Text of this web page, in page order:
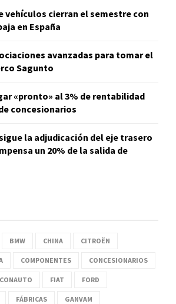
vehículos cierran el semestre con
en España
avanzadas para tomar el
Sagunto
«pronto» al 3% de rentabilidad
concesionarios
la adjudicación del eje trasero
un 20% de la salida de
BMW CHINA CITROËN
COMPONENTES CONCESIONARIOS
FIAT FORD
FÁBRICAS GANVAM